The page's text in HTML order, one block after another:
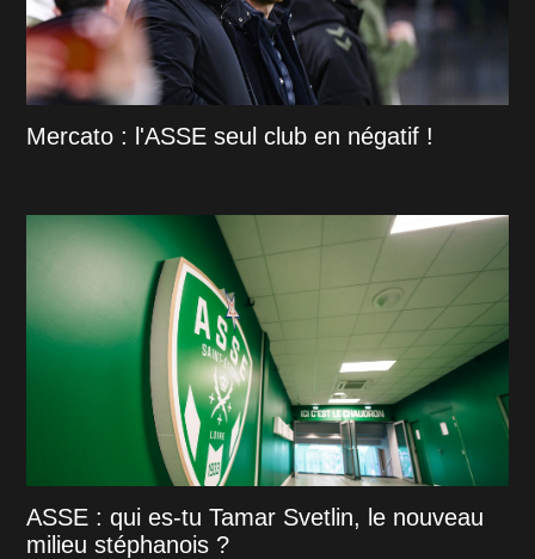
Mercato : l'ASSE seul club en négatif !
ASSE : qui es-tu Tamar Svetlin, le nouveau
milieu stéphanois ?